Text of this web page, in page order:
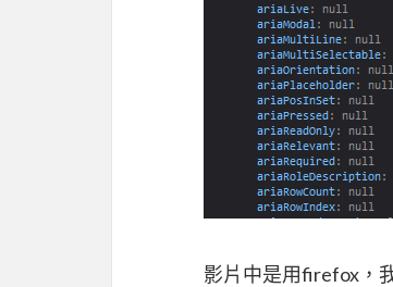
影片中是用firefox，